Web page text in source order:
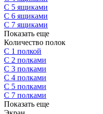
С 5 ящиками
С 6 ящиками
С 7 ящиками
Показать еще
Количество полок
С 1 полкой
С 2 полками
С 3 полками
С 4 полками
С 5 полками
С 7 полками
Показать еще